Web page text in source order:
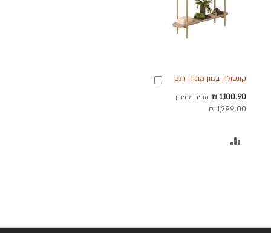
קונסולה בגוון מוקה דגם
מחיר
מבצע
1,100.90 ₪ מחיר מחירון
1,299.00 ₪
הוספה